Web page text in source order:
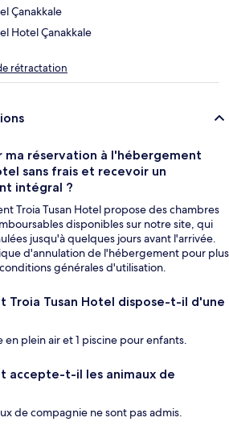
Çanakkale
Hotel Çanakkale
rétractation
ma réservation à l'hébergement
sans frais et recevoir un
intégral ?
Troia Tusan Hotel propose des chambres
disponibles sur notre site, qui
jusqu'à quelques jours avant l'arrivée.
d'annulation de l'hébergement pour plus
générales d'utilisation.
Troia Tusan Hotel dispose-t-il d'une
en plein air et 1 piscine pour enfants.
accepte-t-il les animaux de
de compagnie ne sont pas admis.